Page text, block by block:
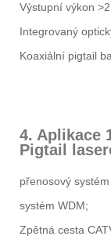
Výstupní výkon
Integrovaný
Koaxiální pigtail
4. Aplikace
Pigtail
přenosový
systém WDM;
Zpětná cesta